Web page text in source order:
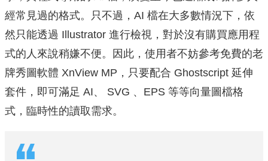
經常見過的格式。只不過，AI 檔在大多數情況下，依
然只能透過 Illustrator 進行檢視，對於沒有購買應用程
式的人來說稍嫌不便。因此，使用者不妨參考免費的老
牌秀圖軟體 XnView MP，只要配合 Ghostscript 延伸
套件，即可滿足 AI、 SVG 、EPS 等等向量圖檔格
式，臨時性的讀取需求。